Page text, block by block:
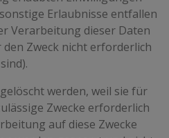
Erlaubnisse entfallen
Verarbeitung dieser Daten
Zweck nicht erforderlich
sind).
werden, weil sie für
Zwecke erforderlich
auf diese Zwecke